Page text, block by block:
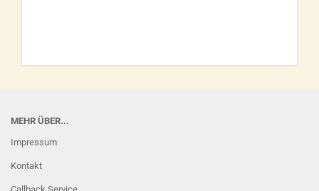
MEHR ÜBER...
Impressum
Kontakt